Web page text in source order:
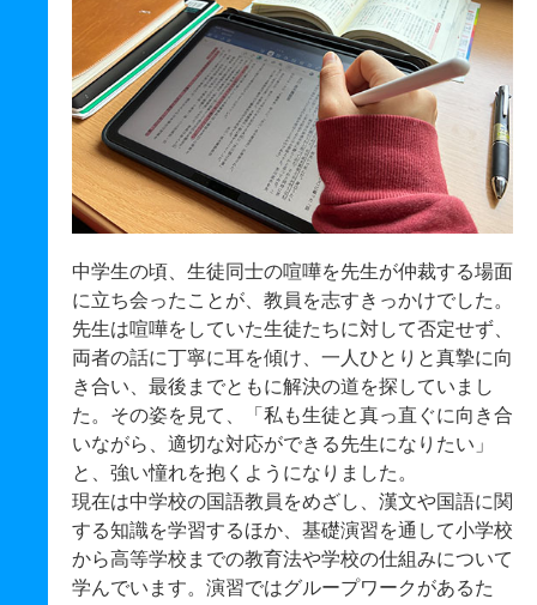
中学生の頃、生徒同士の喧嘩を先生が仲裁する場面
に立ち会ったことが、教員を志すきっかけでした。
先生は喧嘩をしていた生徒たちに対して否定せず、
両者の話に丁寧に耳を傾け、一人ひとりと真摯に向
き合い、最後までともに解決の道を探していまし
た。その姿を見て、「私も生徒と真っ直ぐに向き合
いながら、適切な対応ができる先生になりたい」
と、強い憧れを抱くようになりました。
現在は中学校の国語教員をめざし、漢文や国語に関
する知識を学習するほか、基礎演習を通して小学校
から高等学校までの教育法や学校の仕組みについて
学んでいます。演習ではグループワークがあるた